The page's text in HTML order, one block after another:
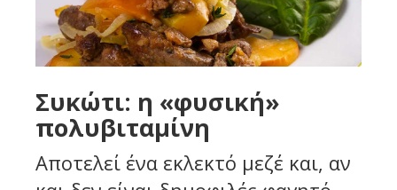
Συκώτι: η «φυσική»
πολυβιταμίνη
Αποτελεί ένα εκλεκτό μεζέ και, αν